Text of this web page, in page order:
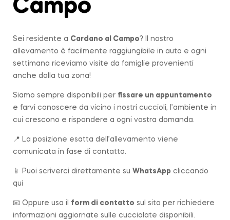
Campo
Sei residente a Cardano al Campo? Il nostro
allevamento è facilmente raggiungibile in auto e ogni
settimana riceviamo visite da famiglie provenienti
anche dalla tua zona!
Siamo sempre disponibili per fissare un appuntamento
e farvi conoscere da vicino i nostri cuccioli, l’ambiente in
cui crescono e rispondere a ogni vostra domanda.
📍 La posizione esatta dell’allevamento viene
comunicata in fase di contatto.
📱 Puoi scriverci direttamente su WhatsApp cliccando
qui
📧 Oppure usa il form di contatto sul sito per richiedere
informazioni aggiornate sulle cucciolate disponibili.